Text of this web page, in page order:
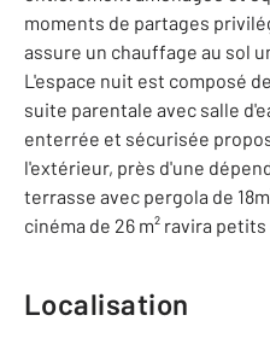
moments de partages
assure un chauffage au sol
L'espace nuit est composé
suite parentale avec salle
enterrée et sécurisée
l'extérieur, près d'une
terrasse avec pergola de
cinéma de 26 m² ravira
Localisation